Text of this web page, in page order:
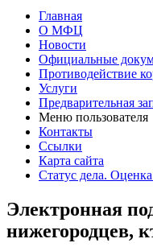
Главная
О МФЦ
Новости
Официальные
Противодействие
Услуги
Предварительная
Меню пользователя
Контакты
Ссылки
Карта сайта
Статус дела.
Электронная
нижегородцев,